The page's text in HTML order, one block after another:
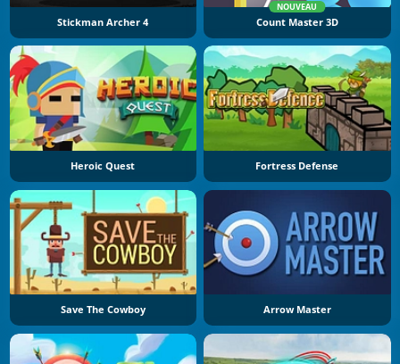
Stickman Archer 4
NOUVEAU
Count Master 3D
Heroic Quest Fortress Defense
Save The Cowboy Arrow Master